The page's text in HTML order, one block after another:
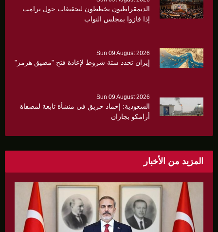
الديمقراطيون يخططون لتحقيقات حول ترامب
إذا فازوا بمجلس النواب
Sun 09 August 2026
إيران تحدد ستة شروط لإعادة فتح "مضيق هرمز"
Sun 09 August 2026
السعودية: إخماد حريق في منشأة تابعة لمصفاة
أرامكو بجازان
المزيد من الأخبار